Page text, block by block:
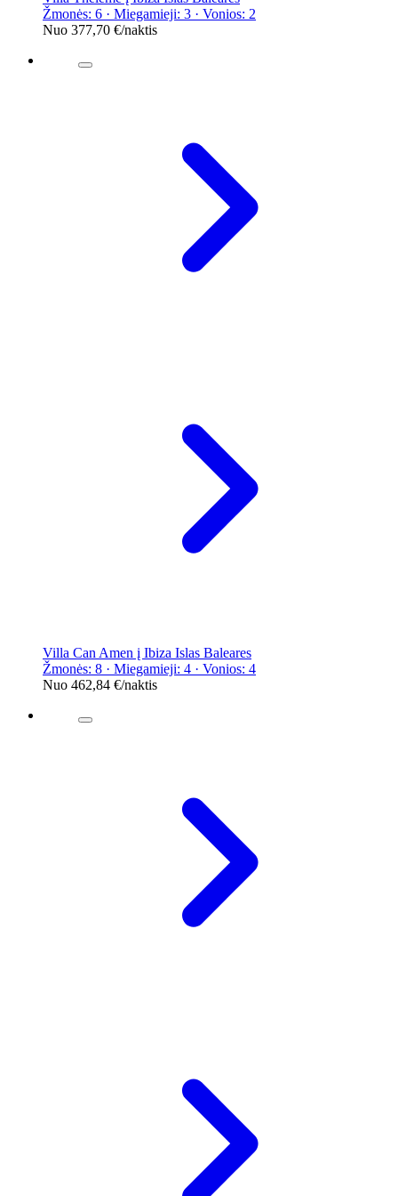
Žmonės: 6 · Miegamieji: 3 · Vonios: 2
Nuo 377,70 €/naktis
Villa Can Amen į Ibiza Islas Baleares
Žmonės: 8 · Miegamieji: 4 · Vonios: 4
Nuo 462,84 €/naktis